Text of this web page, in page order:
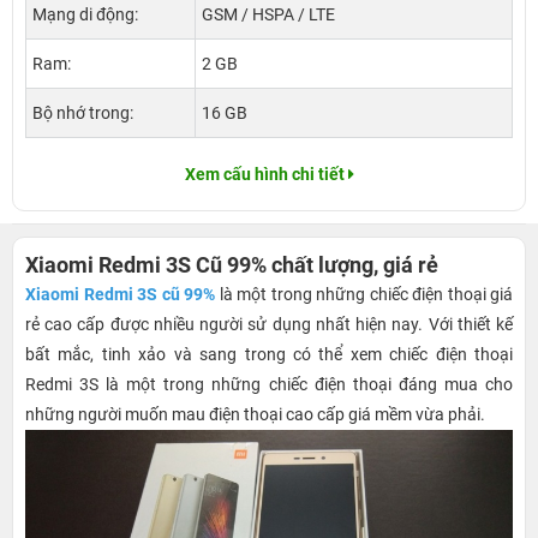
Mạng di động: GSM / HSPA / LTE
Ram: 2 GB
Bộ nhớ trong: 16 GB
Xem cấu hình chi tiết
Xiaomi Redmi 3S Cũ 99% chất lượng, giá rẻ
Xiaomi Redmi 3S cũ 99% là một trong những chiếc điện thoại giá
rẻ cao cấp được nhiều người sử dụng nhất hiện nay. Với thiết kế
bất mắc, tinh xảo và sang trong có thể xem chiếc điện thoại
Redmi 3S là một trong những chiếc điện thoại đáng mua cho
những người muốn mau điện thoại cao cấp giá mềm vừa phải.